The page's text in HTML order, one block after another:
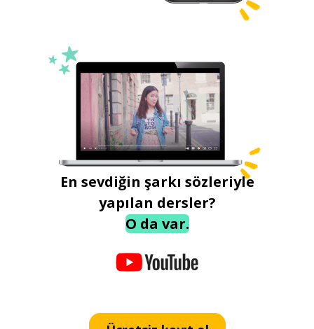
En sevdiğin şarkı sözleriyle
yapılan dersler?
O da var.